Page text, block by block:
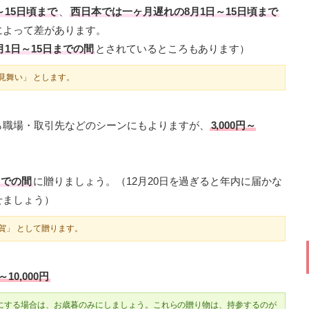
15日頃まで、
西日本では一ヶ月遅れの8月1日～15日頃まで
って差があります。
1日～15日までの間 とされているところもあります）
舞い」 とします。
場・取引先などのシーンにもよりますが、 3,000円～
の間 に贈りましょう。（12月20日を過ぎると年内に届かな
しょう）
」 として贈ります。
10,000円
する場合は、お歳暮のみにしましょう。これらの贈り物は、持参するのが